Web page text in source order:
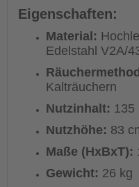
Eigenschaften:
Material:
Edelstahl V2A/
Kalträuchern
Nutzinhalt: 135
Nutzhöhe: 83
Maße (HxBxT):
Gewicht: 26 kg